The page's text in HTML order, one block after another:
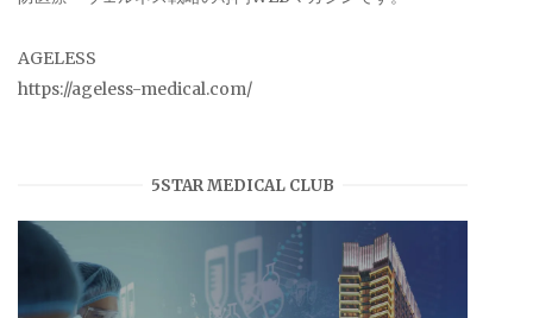
AGELESS
https://ageless-medical.com/
5STAR MEDICAL CLUB